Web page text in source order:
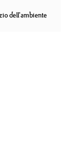
dell'ambiente